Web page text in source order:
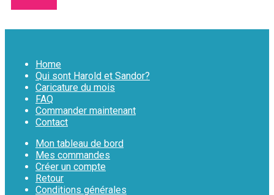
Home
Qui sont Harold et Sandor?
Caricature du mois
FAQ
Commander maintenant
Contact
Mon tableau de bord
Mes commandes
Créer un compte
Retour
Conditions générales